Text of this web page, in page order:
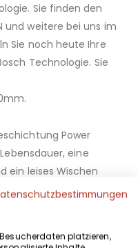
Sie finden den
und weitere bei uns im
Sie noch heute Ihre
Technologie. Sie
Power
eine
ein leises Wischen
Doppel
optimiertem Profil:
um
platzieren,